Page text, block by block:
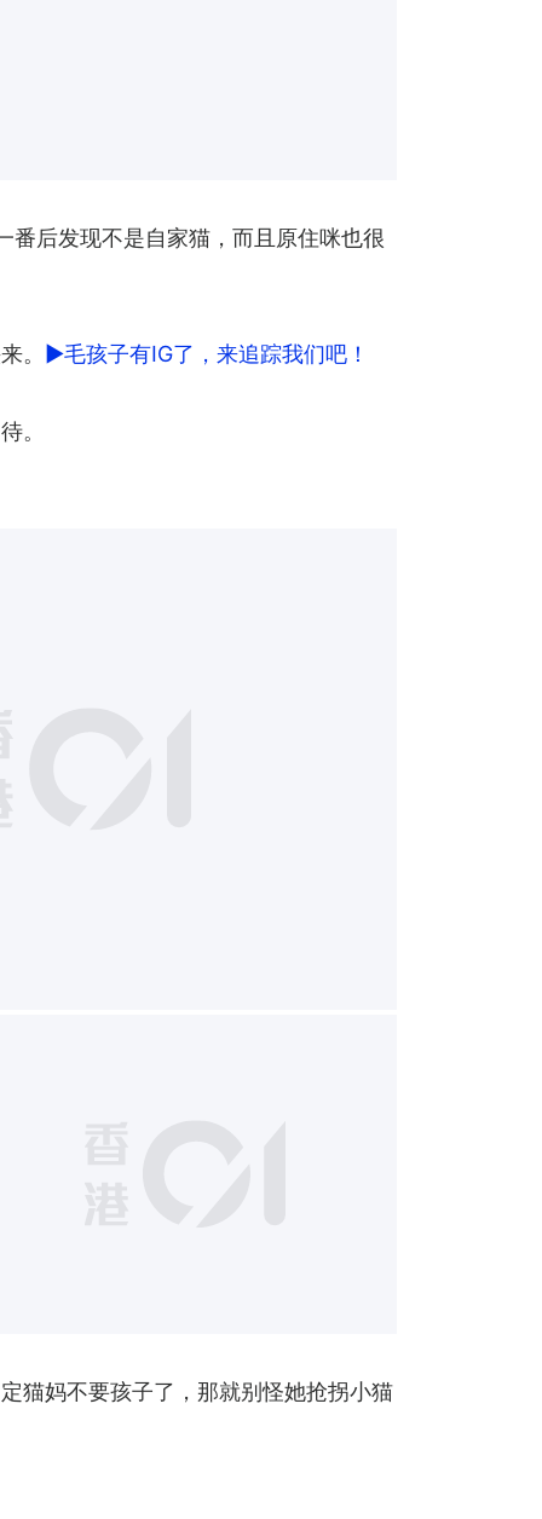
后发现不是自家猫，而且原住咪也很
。 ►毛孩子有IG了，来追踪我们吧！
。
猫妈不要孩子了，那就别怪她抢拐小猫